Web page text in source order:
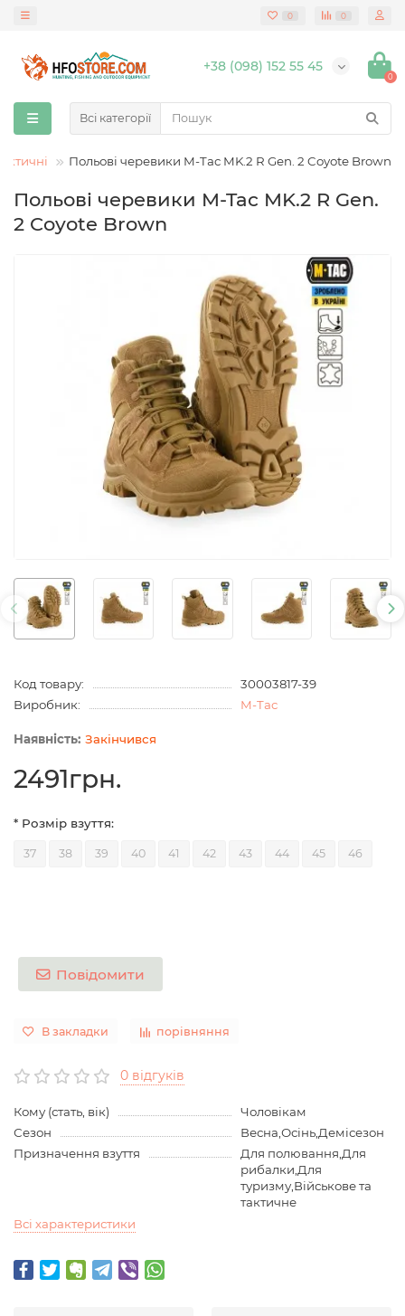
0 0
+38 (098) 152 55 45
0
Всі категорії
Польові черевики M-Tac MK.2 R Gen. 2 Coyote Brown
Польові черевики M-Tac MK.2 R Gen.
2 Coyote Brown
Код товару:
30003817-39
Виробник:
M-Tac
Закінчився
2491грн.
* Розмір взуття:
37 38 39 40 41 42 43 44 45 46
Повідомити
В закладки порівняння
0 відгуків
Кому (стать, вік)
Чоловікам
Сезон
Весна,Осінь,Демісезон
Призначення взуття
Для полювання,Для
рибалки,Для
туризму,Військове та
тактичне
Всі характеристики